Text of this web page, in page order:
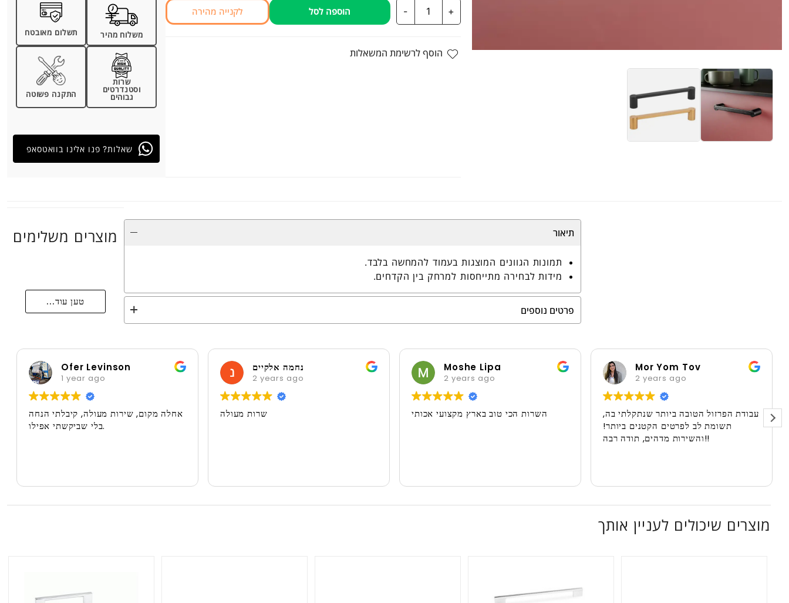
+
חת
פקמן
- הוספה לסל לקנייה מהירה
הוסף לרשימת המשאלות
משלוח מהיר תשלום מאובטח
שרות
וסטנדרטים
גבוהים
התקנה פשוטה
שאלות? פנו אלינו בוואטסאפ
תיאור
תמונות הגוונים המוצגות בעמוד להמחשה בלבד.
מידות לבחירה מתייחסות למרחק בין הקדחים.
פרטים נוספים
מוצרים משלימים
טען עוד...
Ofer Levinson
1 year ago
אחלה מקום, שירות מעולה, קיבלתי הנחה
בלי שביקשתי אפילו.
נחמה אלקיים
2 years ago
שרות מעולה
Moshe Lipa
2 years ago
השרות הכי טוב בארץ מקצועי אכותי
Mor Yom Tov
2 years ago
עבודת הפרזול הטובה ביותר שנתקלתי בה,
תשומת לב לפרטים הקטנים ביותר!
והשירות מדהים, תודה רבה!!
מוצרים שיכולים לעניין אותך